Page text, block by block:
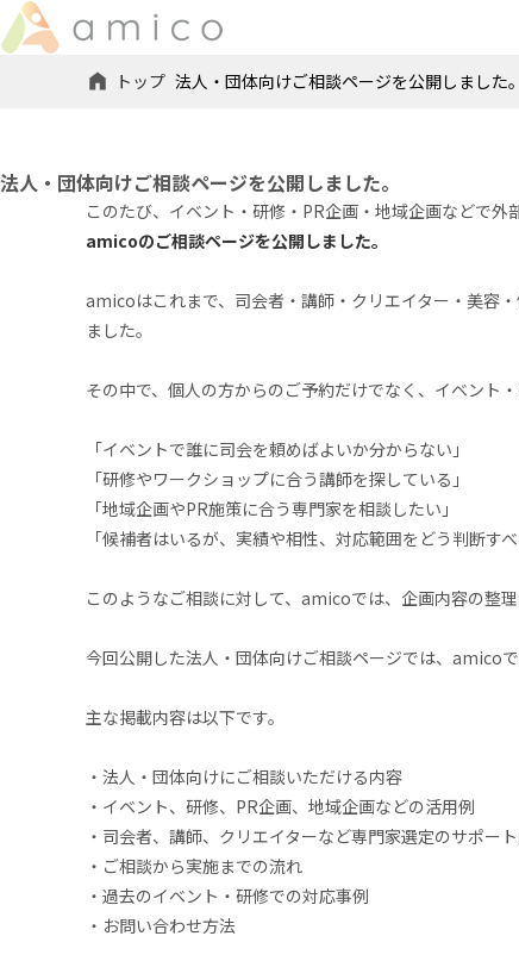
トップ 法人・団体向けご相談ページを公開しました。
法人・団体向けご相談ページを公開しました。
このたび、イベント・研修・PR企画・地域企画などで外
amicoのご相談ページを公開しました。
amicoはこれまで、司会者・講師・クリエイター・美容
ました。
その中で、個人の方からのご予約だけでなく、イベント
「イベントで誰に司会を頼めばよいか分からない」
「研修やワークショップに合う講師を探している」
「地域企画やPR施策に合う専門家を相談したい」
「候補者はいるが、実績や相性、対応範囲をどう判断す
このようなご相談に対して、amicoでは、企画内容の整
今回公開した法人・団体向けご相談ページでは、amico
主な掲載内容は以下です。
・法人・団体向けにご相談いただける内容
・イベント、研修、PR企画、地域企画などの活用例
・司会者、講師、クリエイターなど専門家選定のサポー
・ご相談から実施までの流れ
・過去のイベント・研修での対応事例
・お問い合わせ方法